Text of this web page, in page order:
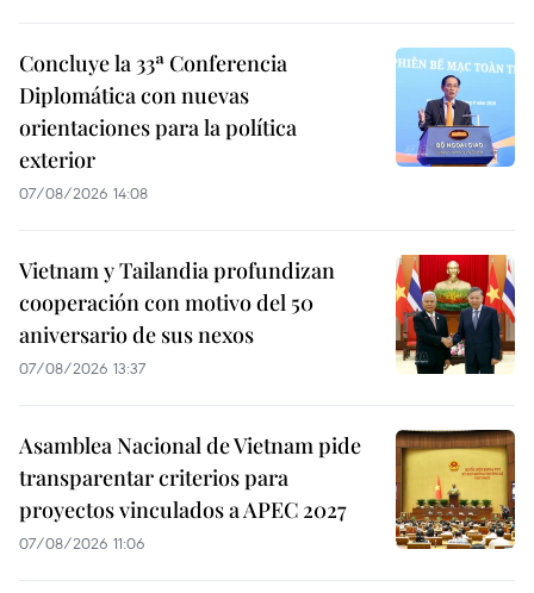
Concluye la 33ª Conferencia
Diplomática con nuevas
orientaciones para la política
exterior
07/08/2026 14:08
Vietnam y Tailandia profundizan
cooperación con motivo del 50
aniversario de sus nexos
07/08/2026 13:37
Asamblea Nacional de Vietnam pide
transparentar criterios para
proyectos vinculados a APEC 2027
07/08/2026 11:06